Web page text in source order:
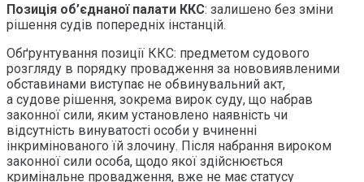
Позиція об’єднаної палати ККС: залишено без зміни
рішення судів попередніх інстанцій.
Обґрунтування позиції ККС: предметом судового
розгляду в порядку провадження за нововиявленими
обставинами виступає не обвинувальний акт,
а судове рішення, зокрема вирок суду, що набрав
законної сили, яким установлено наявність чи
відсутність винуватості особи у вчиненні
інкримінованого їй злочину. Після набрання вироком
законної сили особа, щодо якої здійснюється
кримінальне провадження, вже не має статусу